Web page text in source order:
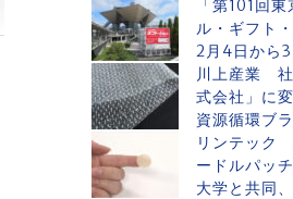
「第101回
ル・ギフト
2月4日から
川上産業 社
式会社」に
資源循環ブ
リンテック
ードルパッ
大学と共同